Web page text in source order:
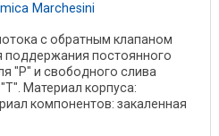
Marchesini
с обратным клапаном
поддержания постоянного
"P" и свободного слива
Материал корпуса:
компонентов: закаленная